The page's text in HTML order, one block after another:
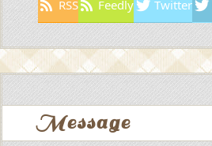
RSS Feedly Twitter
Message